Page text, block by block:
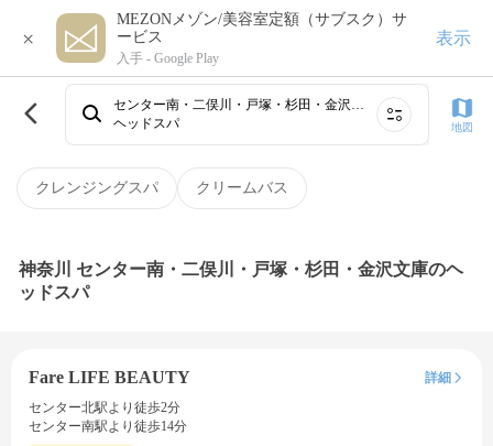
×
MEZONメゾン/美容室定額（サブスク）サ
ービス
入手 - Google Play
表示
クレンジングスパ クリームバス
ヘッドスパ
地図
神奈川 センター南・二俣川・戸塚・杉田・金沢文庫のヘ
ッドスパ
Fare LIFE BEAUTY
詳細
センター北駅より徒歩2分
センター南駅より徒歩14分